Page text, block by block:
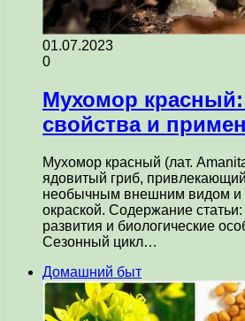
01.07.2023
0
Мухомор красный:
свойства и
Мухомор красный (лат.
ядовитый гриб,
необычным внешним видом и
окраской. Содержание
развития и биологические
Сезонный цикл…
Домашний быт